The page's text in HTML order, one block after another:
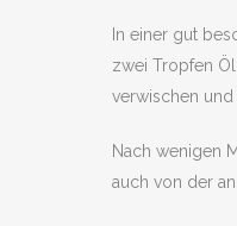
In einer gut
zwei Tropfen
verwischen und
Nach wenigen
auch von der